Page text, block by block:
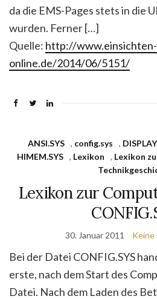
da die EMS-Pages stets in die
wurden. Ferner […]
Quelle: http://www.einsichten-
online.de/2014/06/5151/
ANSI.SYS , config.sys ,
HIMEM.SYS
, Lexikon , Lexikon
Lexikon zur
30. Januar 2011 Keine
Bei der Datei CONFIG.SYS
erste, nach dem Start des
Datei. Nach dem Laden des